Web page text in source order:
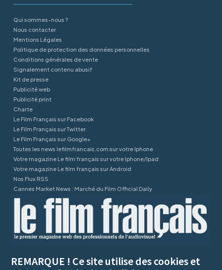
Qui sommes-nous ?
Nous contacter
Mentions Légales
Politique de protection des données personnelles
Conditions générales de vente
Signalement contenu abusif
Kit de presse
Publicité web
Publicité print
Charte
Le Film Français sur Facebook
Le Film Français sur Twitter
Le Film Français sur Google+
Toutes les news lefilmfrancais.com sur votre Iphone
Votre magazine Le film français sur votre Iphone/Ipad
Votre magazine Le film français sur Android
Nos Flux RSS
Cannes Market News : Marché du Film Official Daily
REMARQUE ! Ce site utilise des cookies et